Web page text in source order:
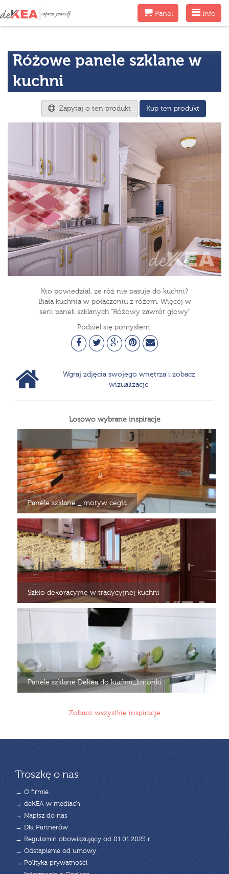
Menu
Info
MenuPanel
Różowe panele szklane w
kuchni
Zapytaj o ten produkt Kup ten produkt
Kto powiedział, ze róż nie pasuje do kuchni?
Biała kuchnia w połączeniu z różem. Więcej w
serii paneli szklanych "Różowy zawrót głowy"
Podziel się pomysłem:
Wgraj zdjęcia swojego wnętrza i zobacz
wizualizacje
Losowo wybrane inspiracje
Panele szklane _ motyw cegła
Szkło dekoracyjne w tradycyjnej kuchni
Panele szklane Dekea do kuchni_limonki
Zobacz wszystkie inspiracje
Troszkę o nas
→ O firmie
→ deKEA w mediach
→ Napisz do nas
→ Dla Partnerów
→ Regulamin obowiązujący od 01.01.2023 r.
→ Odstąpienie od umowy
→ Polityka prywatności